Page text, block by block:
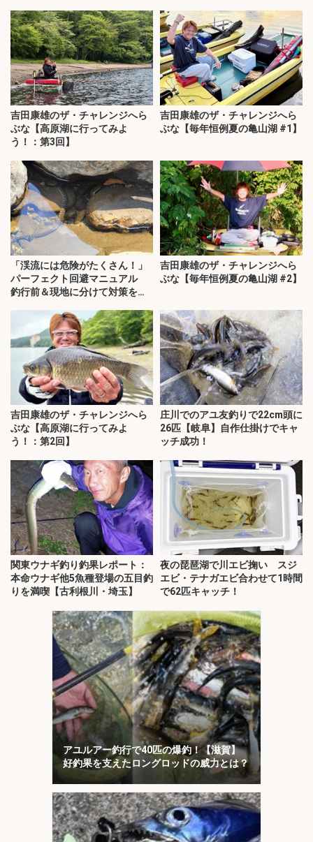
吉田康雄のザ・チャレンジへら
ぶな【高原湖に行ってみよ
う！：第3回】
吉田康雄のザ・チャレンジへら
ぶな【毎年恒例夏の亀山湖 #1】
「渓流には危険がたくさん！」
パーフェクト回避マニュアル
釣行前＆現地に分けて対策を解
吉田康雄のザ・チャレンジへら
ぶな【毎年恒例夏の亀山湖 #2】
吉田康雄のザ・チャレンジへら
ぶな【高原湖に行ってみよ
う！：第2回】
庄川でのアユ友釣りで22cm頭に
26匹【岐阜】自作仕掛けでキャ
ッチ成功！
関東ウナギ釣り釣果レポート：
本命ウナギ他5魚種登場の五目釣
りを満喫【古利根川・埼玉】
夜の琵琶湖で川エビ掬い スジ
エビ・テナガエビ合わせて1時間
で62匹キャッチ！
アユルアー釣行で40匹の爆釣！【滋賀】
好釣果を支えたロングロッドの威力とは？